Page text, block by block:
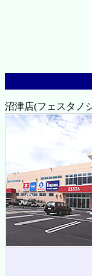
沼津店(フェスタノ